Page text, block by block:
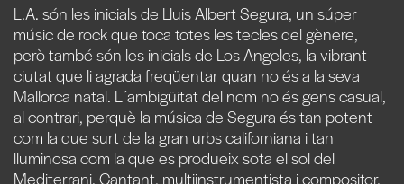
L.A. són les inicials de Lluis Albert Segura, un súper
músic de rock que toca totes les tecles del gènere,
però també són les inicials de Los Angeles, la vibrant
ciutat que li agrada freqüentar quan no és a la seva
Mallorca natal. L´ambigüitat del nom no és gens casual,
al contrari, perquè la música de Segura és tan potent
com la que surt de la gran urbs californiana i tan
lluminosa com la que es produeix sota el sol del
Mediterrani. Cantant, multiinstrumentista i compositor,